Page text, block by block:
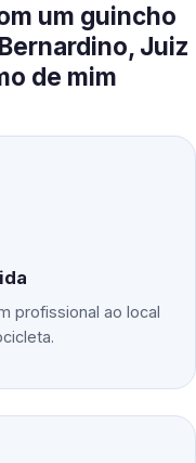
um guincho
Juiz
de mim
profissional ao local